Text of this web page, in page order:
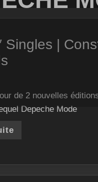
Singles |
de 2 nouvelles
Depeche Mode